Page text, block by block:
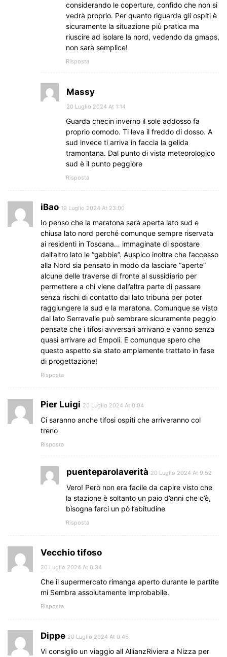
considerando le coperture, confido che non si
vedrà proprio. Per quanto riguarda gli ospiti è
sicuramente la situazione più pratica ma
riuscire ad isolare la nord, vedendo da gmaps,
non sarà semplice!
Risposta
Massy
20 Luglio 2024 At 1:14
Guarda checin inverno il sole addosso fa
proprio comodo. Ti leva il freddo di dosso. A
sud invece ti arriva in faccia la gelida
tramontana. Dal punto di vista meteorologico
sud è il punto peggiore
Risposta
iBao 19 Luglio 2024 At 23:00
Io penso che la maratona sarà aperta lato sud e
chiusa lato nord perché comunque sempre riservata
ai residenti in Toscana… immaginate di spostare
dall’altro lato le “gabbie”. Auspico inoltre che l’accesso
alla Nord sia pensato in modo da lasciare “aperte”
alcune delle traverse di fronte al sussidiario per
permettere a chi viene dall’altra parte di passare
senza rischi di contatto dal lato tribuna per poter
raggiungere la sud e la maratona. Comunque se visto
dal lato Serravalle può sembrare sicuramente peggio
pensate che i tifosi avversari arrivano e vanno senza
quasi arrivare ad Empoli. E comunque spero che
questo aspetto sia stato ampiamente trattato in fase
di progettazione!
Risposta
Pier Luigi 20 Luglio 2024 At 0:04
Ci saranno anche tifosi ospiti che arriveranno col
treno
Risposta
puenteparolaverità 20 Luglio 2024 At 9:52
Vero! Però non era facile da capire visto che
la stazione è soltanto un paio d’anni che c’è,
bisogna farci un pò l’abitudine
Risposta
Vecchio tifoso
20 Luglio 2024 At 0:34
Che il supermercato rimanga aperto durante le partite
mi Sembra assolutamente improbabile.
Risposta
Dippe 20 Luglio 2024 At 0:45
Vi consiglio un viaggio all AllianzRiviera a Nizza per